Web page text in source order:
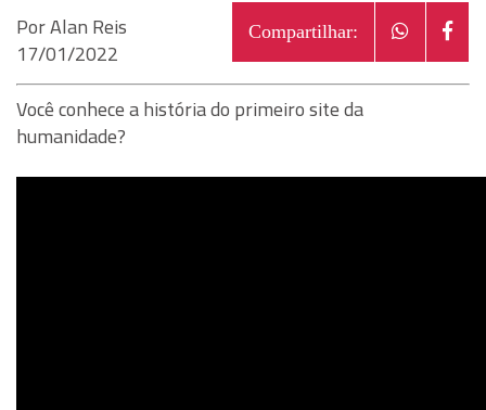
Por Alan Reis
17/01/2022
Compartilhar:
Você conhece a história do primeiro site da
humanidade?